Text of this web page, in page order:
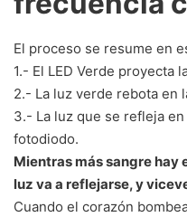
El proceso se resume en
1.- El LED Verde proyecta
2.- La luz verde rebota en
3.- La luz que se refleja
fotodiodo.
Mientras más sangre hay
luz va a reflejarse, y
Cuando el corazón